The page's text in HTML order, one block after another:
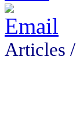
Articles /